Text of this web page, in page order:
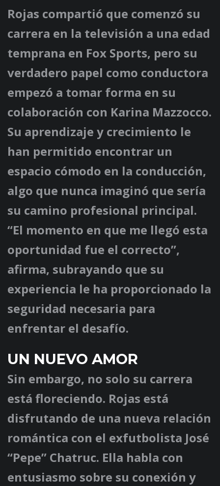
Rojas compartió que comenzó su
carrera en la televisión a una edad
temprana en Fox Sports, pero su
verdadero papel como conductora
empezó a tomar forma en su
colaboración con Karina Mazzocco.
Su aprendizaje y crecimiento le
han permitido encontrar un
espacio cómodo en la conducción,
algo que nunca imaginó que sería
su camino profesional principal.
“El momento en que me llegó esta
oportunidad fue el correcto”,
afirma, subrayando que su
experiencia le ha proporcionado la
seguridad necesaria para
enfrentar el desafío.
UN NUEVO AMOR
Sin embargo, no solo su carrera
está floreciendo. Rojas está
disfrutando de una nueva relación
romántica con el exfutbolista José
“Pepe” Chatruc. Ella habla con
entusiasmo sobre su conexión y